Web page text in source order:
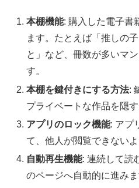
本棚機能: 購入した電子書
ます。たとえば「推しの
と」など、冊数が多いマ
す。
本棚を鍵付きにする方法:
プライベートな作品を隠す
アプリのロック機能: アプ
て、他人が閲覧できないよ
自動再生機能: 連続して読
のページへ自動的に進みま